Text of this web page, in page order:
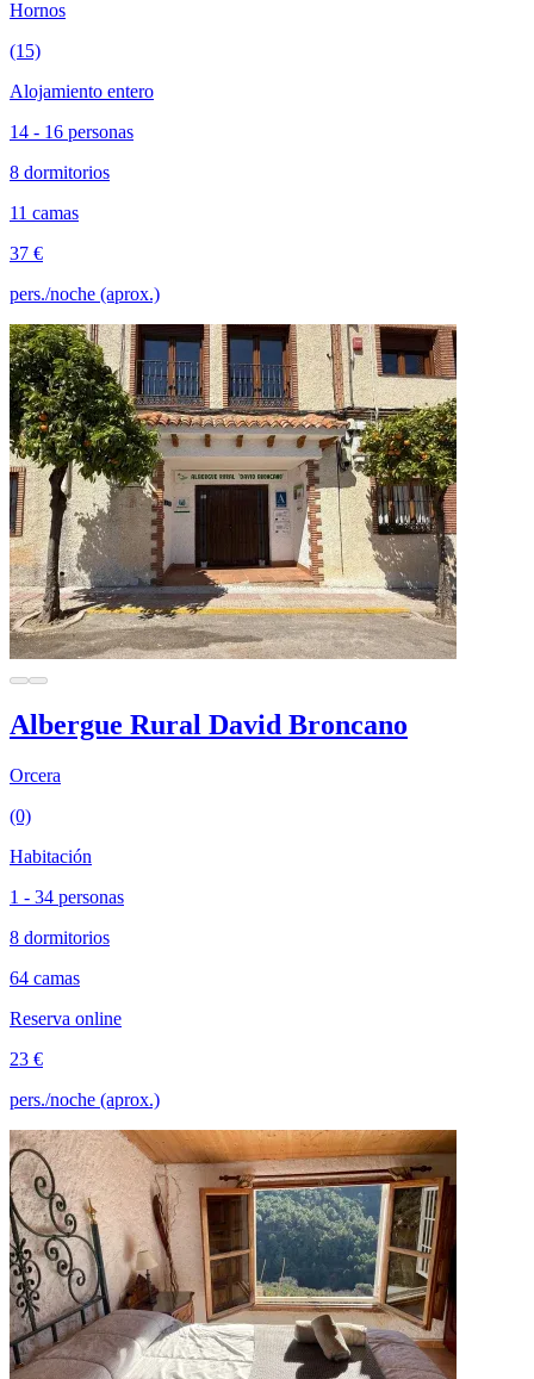
Hornos
(15)
Alojamiento entero
14 - 16 personas
8 dormitorios
11 camas
37 €
pers./noche (aprox.)
Albergue Rural David Broncano
Orcera
(0)
Habitación
1 - 34 personas
8 dormitorios
64 camas
Reserva online
23 €
pers./noche (aprox.)